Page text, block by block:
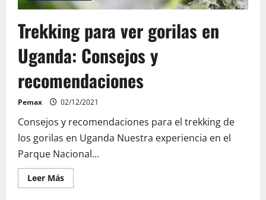
Trekking para ver gorilas en
Uganda: Consejos y
recomendaciones
Pemax 02/12/2021
Consejos y recomendaciones para el trekking de
los gorilas en Uganda Nuestra experiencia en el
Parque Nacional...
Leer MásLeer
más